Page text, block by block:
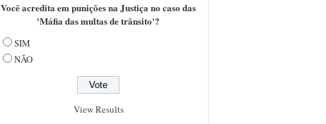
Você acredita em punições na Justiça no caso das
'Máfia das multas de trânsito'?
SIM
NÃO
View Results